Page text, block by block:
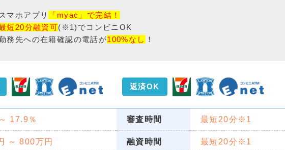
スマホアプリ
「myac」で完結！
短20分融資可(※1)でコンビニOK
務先への在籍確認の電話が100%なし ！
返済OK
17.9％ 審査時間 最短20分※1
～ 800万円 融資時間 最短20分※1